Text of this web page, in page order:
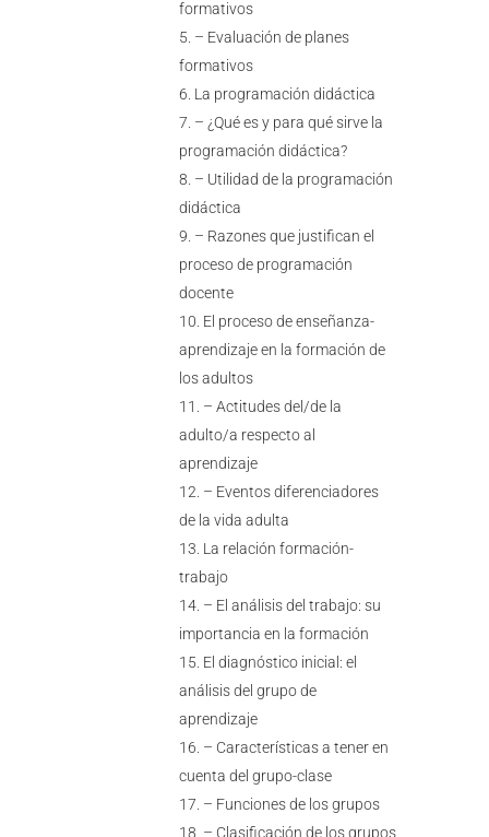
formativos
– Evaluación de planes
formativos
La programación didáctica
– ¿Qué es y para qué sirve la
programación didáctica?
– Utilidad de la programación
didáctica
– Razones que justifican el
proceso de programación
docente
El proceso de enseñanza-
aprendizaje en la formación de
los adultos
– Actitudes del/de la
adulto/a respecto al
aprendizaje
– Eventos diferenciadores
de la vida adulta
La relación formación-
trabajo
– El análisis del trabajo: su
importancia en la formación
El diagnóstico inicial: el
análisis del grupo de
aprendizaje
– Características a tener en
cuenta del grupo-clase
– Funciones de los grupos
– Clasificación de los grupos